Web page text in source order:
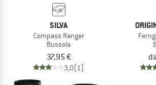
SILVA
Compass Ranger
Bussola
37,95 €
3,0(1)